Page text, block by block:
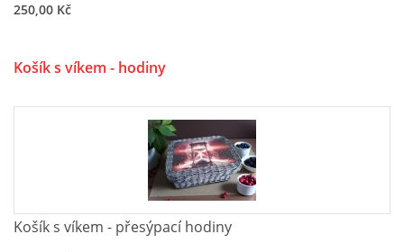
250,00 Kč
Košík s víkem - hodiny
Košík s víkem - přesýpací hodiny